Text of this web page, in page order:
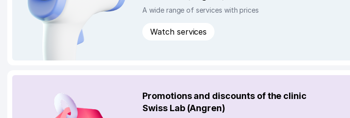
A wide range of services with prices
Watch services
Promotions and discounts of the clinic
Swiss Lab (Angren)